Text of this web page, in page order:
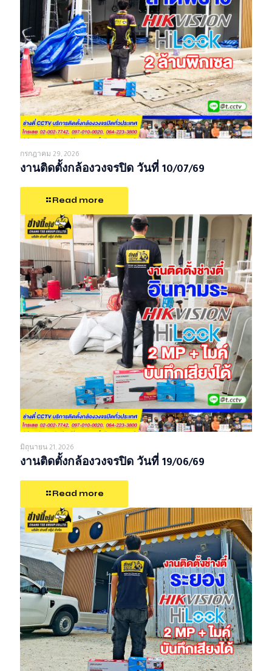
กรกฎาคม 29, 2026
งานติดตั้งกล้องวงจรปิด วันที่ 10/07/69
Read more
มิถุนายน 21, 2026
งานติดตั้งกล้องวงจรปิด วันที่ 19/06/69
Read more